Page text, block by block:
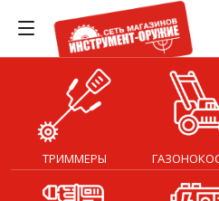
ТРИММЕРЫ